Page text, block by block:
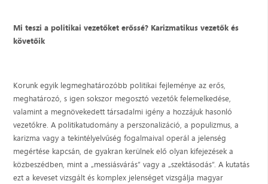
Mi teszi a politikai vezetőket erőssé? Karizmatikus vezetők és
követőik
Korunk egyik legmeghatározóbb politikai fejleménye az erős,
meghatározó, s igen sokszor megosztó vezetők felemelkedése,
valamint a megnövekedett társadalmi igény a hozzájuk hasonló
vezetőkre. A politikatudomány a perszonalizáció, a populizmus, a
karizma vagy a tekintélyelvűség fogalmaival operál a jelenség
megértése kapcsán, de gyakran kerülnek elő olyan kifejezések a
közbeszédben, mint a „messiásvárás” vagy a „szektásodás”. A kutatás
ezt a keveset vizsgált és komplex jelenséget vizsgálja magyar